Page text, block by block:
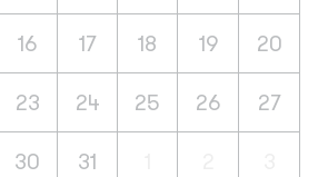
16 17 18 19 20
23 24 25 26 27
30 31